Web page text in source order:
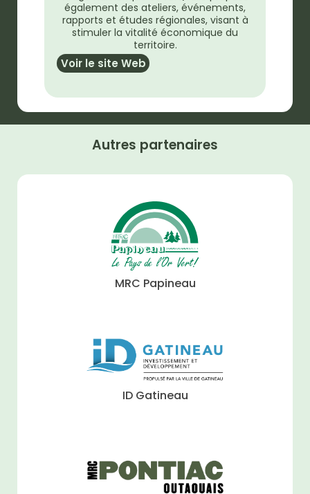
également des ateliers, événements,
rapports et études régionales, visant à
stimuler la vitalité économique du
territoire.
Voir le site Web
Autres partenaires
MRC Papineau
ID Gatineau